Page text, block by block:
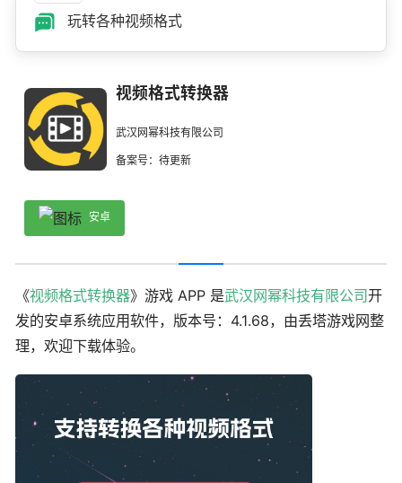
玩转各种视频格式
视频格式转换器
武汉网幂科技有限公司
备案号：待更新
安卓
《视频格式转换器》游戏 APP 是武汉网幂科技有限公司开
发的安卓系统应用软件，版本号：4.1.68，由丢塔游戏网整
理，欢迎下载体验。